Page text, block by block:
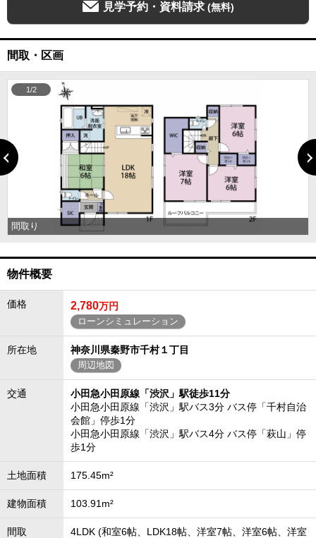
見学予約・資料請求 (無料)
間取・区画
間取り
1/2
物件概要
価格 2,780万円
ローンシミュレーション
所在地 神奈川県秦野市千村１丁目
周辺地図
交通
小田急小田原線「渋沢」駅徒歩11分
小田急小田原線「渋沢」駅バス3分 バス停「千村自治
会館」停歩1分
小田急小田原線「渋沢」駅バス4分 バス停「萩山」停
歩1分
土地面積 175.45m²
建物面積 103.91m²
間取
4LDK (和室6帖、LDK18帖、洋室7帖、洋室6帖、洋室